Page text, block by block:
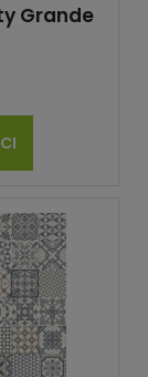
Grande